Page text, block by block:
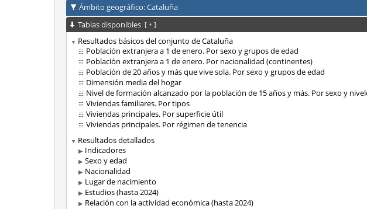
Ámbito geográfico: Cataluña
Tablas disponibles [ + ]
Resultados básicos del conjunto de Cataluña
Población extranjera a 1 de enero. Por sexo y grupos de edad
Población extranjera a 1 de enero. Por nacionalidad (continentes)
Población de 20 años y más que vive sola. Por sexo y grupos de edad
Dimensión media del hogar
Nivel de formación alcanzado por la población de 15 años y más. Por sexo y
Viviendas familiares. Por tipos
Viviendas principales. Por superficie útil
Viviendas principales. Por régimen de tenencia
Resultados detallados
Indicadores
Sexo y edad
Nacionalidad
Lugar de nacimiento
Estudios (hasta 2024)
Relación con la actividad económica (hasta 2024)